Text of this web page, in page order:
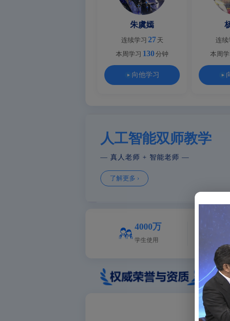
朱虞嫣
连续学习 27 天
本周学习 130分钟
向他学习
连续
本周学
人工智能双师教学
— 真人老师 + 智能老师 —
了解更多 ›
4000万
学生使用